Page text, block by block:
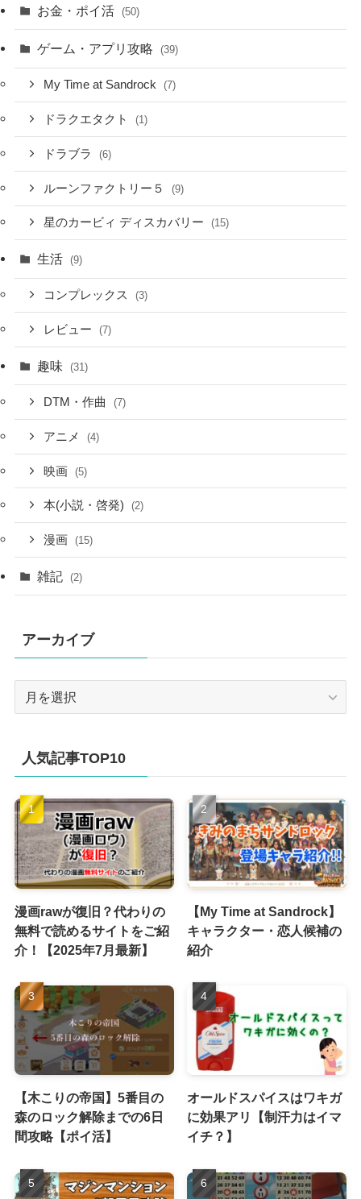
お金・ポイ活 (50)
ゲーム・アプリ攻略 (39)
My Time at Sandrock (7)
ドラクエタクト (1)
ドラブラ (6)
ルーンファクトリー５ (9)
星のカービィ ディスカバリー (15)
生活 (9)
コンプレックス (3)
レビュー (7)
趣味 (31)
DTM・作曲 (7)
アニメ (4)
映画 (5)
本(小説・啓発) (2)
漫画 (15)
雑記 (2)
アーカイブ
ブ
人気記事TOP10
漫画rawが復旧？代わりの
無料で読めるサイトをご紹
介！【2025年7月最新】
【My Time at Sandrock】
キャラクター・恋人候補の
紹介
【木こりの帝国】5番目の
森のロック解除までの6日
間攻略【ポイ活】
オールドスパイスはワキガ
に効果アリ【制汗力はイマ
イチ？】